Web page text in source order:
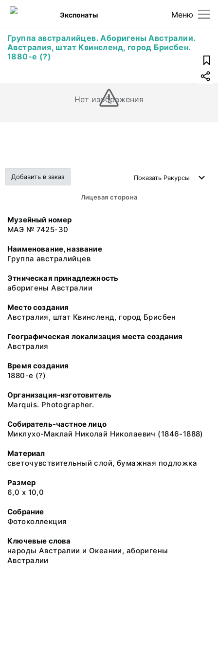
Меню
Экспонаты
Группа австралийцев. Аборигены Австралии.
Австралия, штат Квинсленд, город Брисбен.
1880-е (?)
Нет изображения
Добавить в заказ Показать Ракурсы
Лицевая сторона
Музейный номер
МАЭ № 7425-30
Наименование, название
Группа австралийцев
Этническая принадлежность
аборигены Австралии
Место создания
Австралия, штат Квинсленд, город Брисбен
Географическая локализация места создания
Австралия
Время создания
1880-е (?)
Организация-изготовитель
Marquis. Photographer.
Собиратель-частное лицо
Миклухо-Маклай Николай Николаевич (1846-1888)
Материал
светочувствительный слой, бумажная подложка
Размер
6,0 х 10,0
Собрание
Фотоколлекция
Ключевые слова
народы Австралии и Океании, аборигены
Австралии